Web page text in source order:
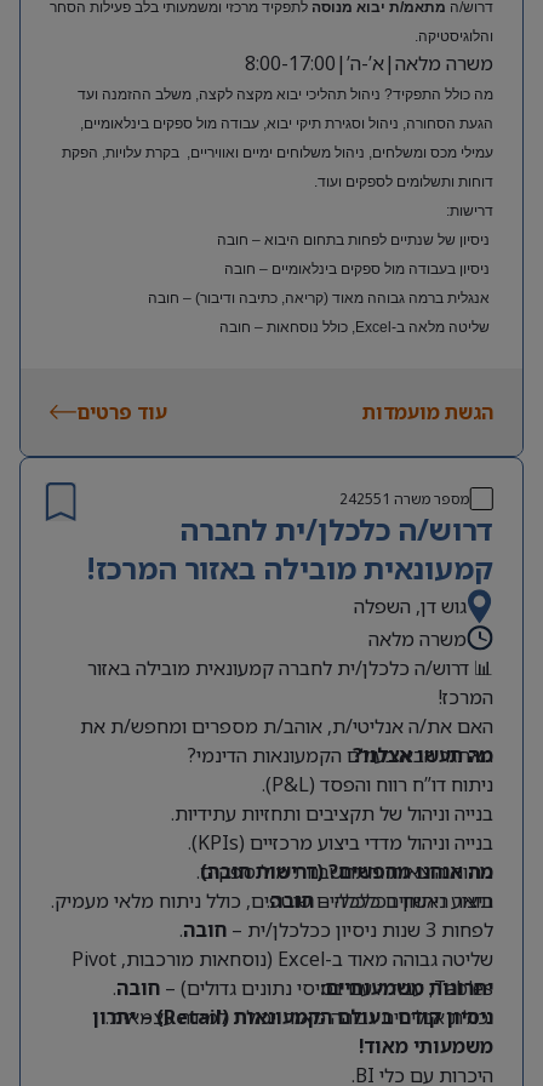
דרוש/ה מתאמ/ת יבוא מנוסה לתפקיד מרכזי ומשמעותי בלב פעילות הסחר
והלוגיסטיקה.
משרה מלאה|א’-ה’|8:00-17:00
מה כולל התפקיד? ניהול תהליכי יבוא מקצה לקצה, משלב ההזמנה ועד
הגעת הסחורה, ניהול וסגירת תיקי יבוא, עבודה מול ספקים בינלאומיים,
עמילי מכס ומשלחים, ניהול משלוחים ימיים ואוויריים, בקרת עלויות, הפקת
דוחות ותשלומים לספקים ועוד.
דרישות:
ניסיון של שנתיים לפחות בתחום היבוא – חובה
ניסיון בעבודה מול ספקים בינלאומיים – חובה
אנגלית ברמה גבוהה מאוד (קריאה, כתיבה ודיבור) – חובה
שליטה מלאה ב-Excel, כולל נוסחאות – חובה
הגשת מועמדות עוד פרטים
מספר משרה 242551
דרוש/ה כלכלן/ית לחברה
קמעונאית מובילה באזור המרכז!
גוש דן, השפלה
משרה מלאה
📊 דרוש/ה כלכלן/ית לחברה קמעונאית מובילה באזור
המרכז!
האם את/ה אנליטי/ת, אוהב/ת מספרים ומחפש/ת את
האתגר הבא בעולם הקמעונאות הדינמי?
מה תעשו אצלנו?
ניתוח דו”ח רווח והפסד (P&L).
בנייה וניהול של תקציבים ותחזיות עתידיות.
בנייה וניהול מדדי ביצוע מרכזיים (KPIs).
ניתוח הוצאות והתחשבנות מול ספקים.
ביצוע ניתוחים כלכליים שוטפים, כולל ניתוח מלאי מעמיק.
מה אנחנו מחפשים? (דרישות חובה)
תואר ראשון בכלכלה –חובה.
לפחות 3 שנות ניסיון ככלכלן/ית –
חובה.
שליטה גבוהה מאוד ב-Excel (נוסחאות מורכבות, Pivot
Tables, עבודה עם בסיסי נתונים גדולים) –
חובה.
יכולת אנליטית גבוהה מאוד ויכולת למידה עצמאית.
יתרונות משמעותיים:
ניסיון קודם בעולם הקמעונאות (Retail) – יתרון
משמעותי מאוד!
היכרות עם כלי BI.